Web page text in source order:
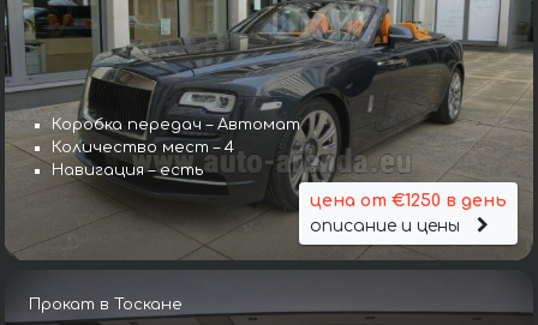
Коробка передач – Автомат
Количество мест – 4
Навигация – есть
цена от €1250 в день
описание и цены
Прокат в Тоскане